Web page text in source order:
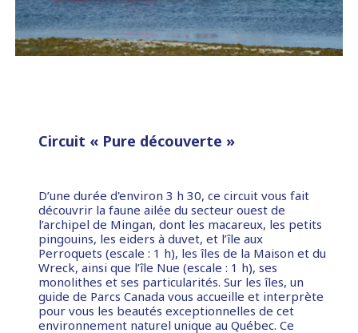
Circuit « Pure découverte »
D’une durée d'environ 3 h 30, ce circuit vous fait
découvrir la faune ailée du secteur ouest de
l’archipel de Mingan, dont les macareux, les petits
pingouins, les eiders à duvet, et l’île aux
Perroquets (escale : 1 h), les îles de la Maison et du
Wreck, ainsi que l’île Nue (escale : 1 h), ses
monolithes et ses particularités. Sur les îles, un
guide de Parcs Canada vous accueille et interprète
pour vous les beautés exceptionnelles de cet
environnement naturel unique au Québec. Ce